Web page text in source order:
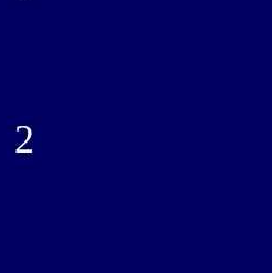
2